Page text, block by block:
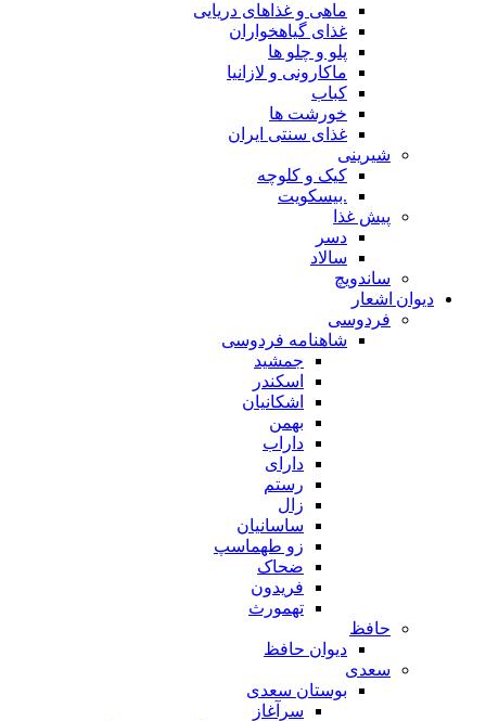
ماهی و غذاهای دریایی
غذای گیاهخواران
پلو و چلو ها
ماکارونی و لازانیا
کباب
خورشت ها
غذای سنتی ایران
شیرینی
کیک و کلوچه
.بیسکویت
پیش غذا
دسر
سالاد
ساندویچ
دیوان اشعار
فردوسی
شاهنامه فردوسی
جمشید
اسکندر
اشکانیان
بهمن
داراب
دارای
رستم
زال
ساسانیان
زو طهماسپ‏
ضحاک
فریدون
تهمورث
حافظ
دیوان حافظ
سعدی
بوستان سعدی
سرآغاز